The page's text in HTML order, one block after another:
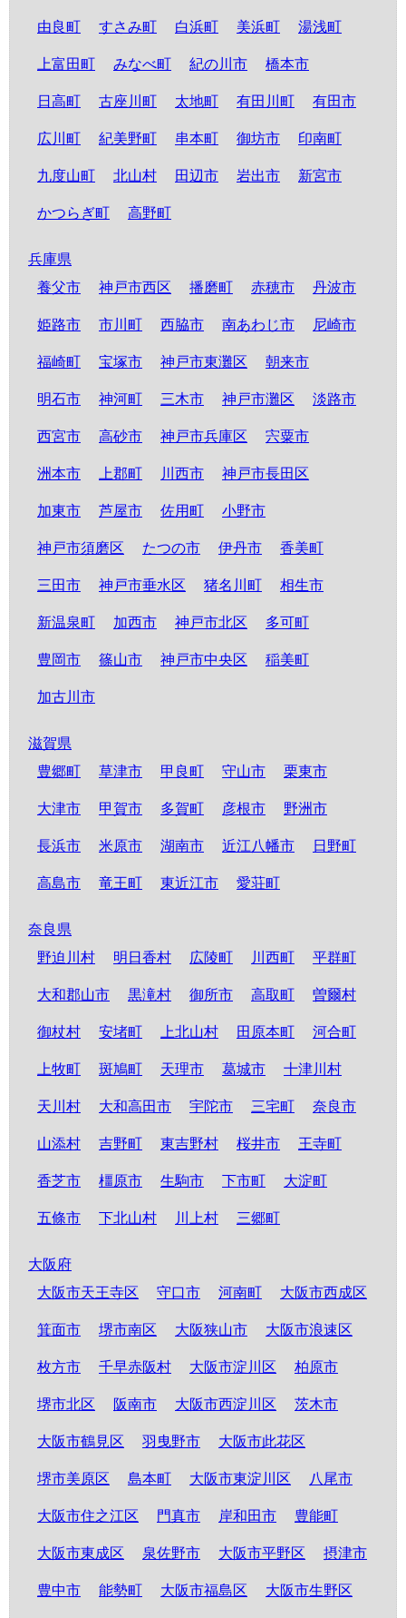
由良町 すさみ町 白浜町 美浜町 湯浅町
上富田町 みなべ町 紀の川市 橋本市
日高町 古座川町 太地町 有田川町 有田市
広川町 紀美野町 串本町 御坊市 印南町
九度山町 北山村 田辺市 岩出市 新宮市
かつらぎ町 高野町
兵庫県
養父市
神戸市西区 播磨町 赤穂市 丹波市
姫路市 市川町 西脇市 南あわじ市 尼崎市
福崎町 宝塚市 神戸市東灘区 朝来市
明石市 神河町 三木市 神戸市灘区 淡路市
西宮市 高砂市 神戸市兵庫区 宍粟市
洲本市 上郡町 川西市 神戸市長田区
加東市 芦屋市 佐用町 小野市
神戸市須磨区 たつの市 伊丹市 香美町
三田市 神戸市垂水区 猪名川町 相生市
新温泉町 加西市 神戸市北区 多可町
豊岡市 篠山市 神戸市中央区 稲美町
加古川市
滋賀県
豊郷町
草津市 甲良町 守山市 栗東市
大津市 甲賀市 多賀町 彦根市 野洲市
長浜市 米原市 湖南市 近江八幡市 日野町
高島市 竜王町 東近江市 愛荘町
奈良県
野迫川村
明日香村 広陵町 川西町 平群町
大和郡山市 黒滝村 御所市 高取町 曽爾村
御杖村 安堵町 上北山村 田原本町 河合町
上牧町 斑鳩町 天理市 葛城市 十津川村
天川村 大和高田市 宇陀市 三宅町 奈良市
山添村 吉野町 東吉野村 桜井市 王寺町
香芝市 橿原市 生駒市 下市町 大淀町
五條市 下北山村 川上村 三郷町
大阪府
大阪市天王寺区
守口市 河南町 大阪市西成区
箕面市 堺市南区 大阪狭山市 大阪市浪速区
枚方市 千早赤阪村 大阪市淀川区 柏原市
堺市北区 阪南市 大阪市西淀川区 茨木市
大阪市鶴見区 羽曳野市 大阪市此花区
堺市美原区 島本町 大阪市東淀川区 八尾市
大阪市住之江区 門真市 岸和田市 豊能町
大阪市東成区 泉佐野市 大阪市平野区 摂津市
豊中市 能勢町 大阪市福島区 大阪市生野区